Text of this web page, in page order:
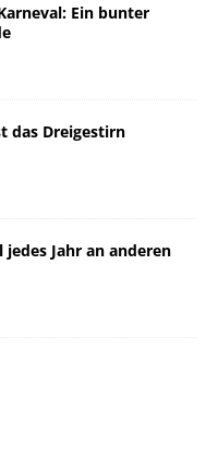
Ein bunter
das Dreigestirn
Jahr an anderen